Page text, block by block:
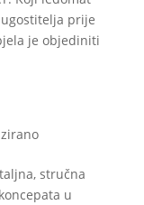
prije
je objediniti
stručna
u